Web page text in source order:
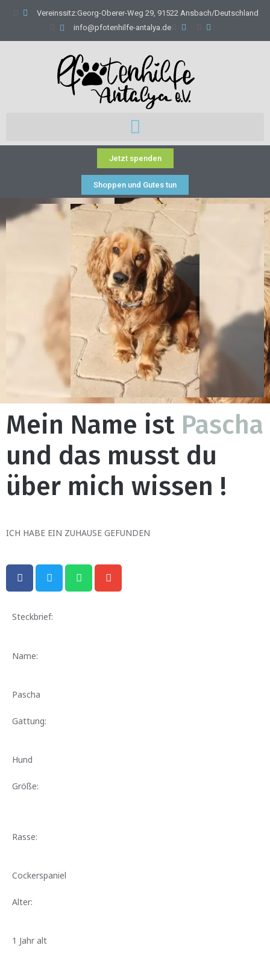
Vereinssitz:Georg-Oberer-Weg 29, 91522 Ansbach/Deutschland
info@pfotenhilfe-antalya.de
Jetzt spenden
Shoppen und Gutes tun
Mein Name ist Pascha
und das musst du
über mich wissen !
ICH HABE EIN ZUHAUSE GEFUNDEN
Steckbrief:
Name:
Pascha
Gattung:
Hund
Größe:
Rasse:
Cockerspaniel
Alter:
1 Jahr alt